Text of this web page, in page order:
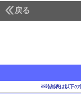
戻る
※時刻表は以下の